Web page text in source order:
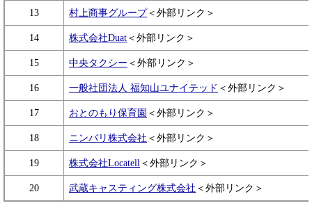
13 村上商事グループ＜外部リンク＞
14 株式会社Duat ＜外部リンク＞
15 中央タクシー ＜外部リンク＞
16 一般社団法人 福知山ユナイテッド ＜外部リンク＞
17 おとのもり保育園 ＜外部リンク＞
18 ニンバリ株式会社 ＜外部リンク＞
19 株式会社Locatell ＜外部リンク＞
20 武蔵キャスティング株式会社 ＜外部リンク＞